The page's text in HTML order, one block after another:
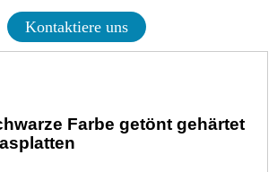
Kontaktiere uns
Farbe getönt gehärtet